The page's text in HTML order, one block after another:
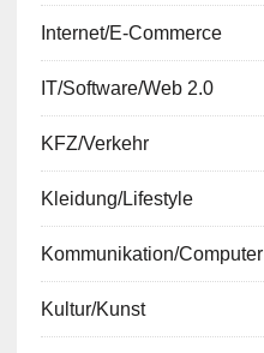
Internet/E-Commerce
IT/Software/Web 2.0
KFZ/Verkehr
Kleidung/Lifestyle
Kommunikation/Computer
Kultur/Kunst